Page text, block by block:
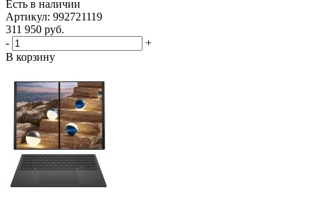
Есть в наличии
Артикул: 992721119
311 950 руб.
-
+
В корзину